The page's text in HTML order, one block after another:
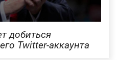
добиться
Twitter-аккаунта